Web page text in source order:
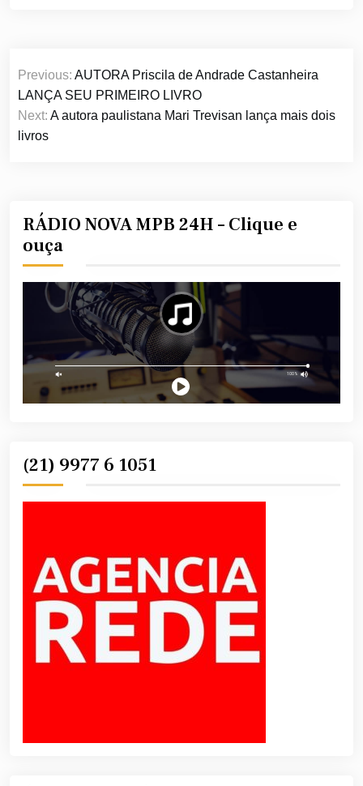
Navegação
de
Post
Previous: AUTORA Priscila de Andrade Castanheira
LANÇA SEU PRIMEIRO LIVRO
Next: A autora paulistana Mari Trevisan lança mais dois
livros
RÁDIO NOVA MPB 24H – Clique e
ouça
(21) 9977 6 1051